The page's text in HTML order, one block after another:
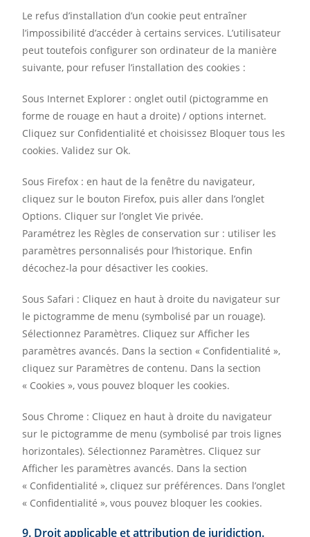
Le refus d’installation d’un cookie peut entraîner
l’impossibilité d’accéder à certains services. L’utilisateur
peut toutefois configurer son ordinateur de la manière
suivante, pour refuser l’installation des cookies :
Sous Internet Explorer : onglet outil (pictogramme en
forme de rouage en haut a droite) / options internet.
Cliquez sur Confidentialité et choisissez Bloquer tous les
cookies. Validez sur Ok.
Sous Firefox : en haut de la fenêtre du navigateur,
cliquez sur le bouton Firefox, puis aller dans l’onglet
Options. Cliquer sur l’onglet Vie privée.
Paramétrez les Règles de conservation sur : utiliser les
paramètres personnalisés pour l’historique. Enfin
décochez-la pour désactiver les cookies.
Sous Safari : Cliquez en haut à droite du navigateur sur
le pictogramme de menu (symbolisé par un rouage).
Sélectionnez Paramètres. Cliquez sur Afficher les
paramètres avancés. Dans la section « Confidentialité »,
cliquez sur Paramètres de contenu. Dans la section
« Cookies », vous pouvez bloquer les cookies.
Sous Chrome : Cliquez en haut à droite du navigateur
sur le pictogramme de menu (symbolisé par trois lignes
horizontales). Sélectionnez Paramètres. Cliquez sur
Afficher les paramètres avancés. Dans la section
« Confidentialité », cliquez sur préférences. Dans l’onglet
« Confidentialité », vous pouvez bloquer les cookies.
9. Droit applicable et attribution de juridiction.